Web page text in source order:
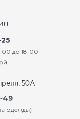
00 до 18-00
50А
49
одежды)